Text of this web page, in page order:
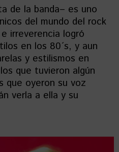
de la banda– es uno
del mundo del rock
e irreverencia logró
en los 80´s, y aun
y estilismos en
que tuvieron algún
que oyeron su voz
verla a ella y su